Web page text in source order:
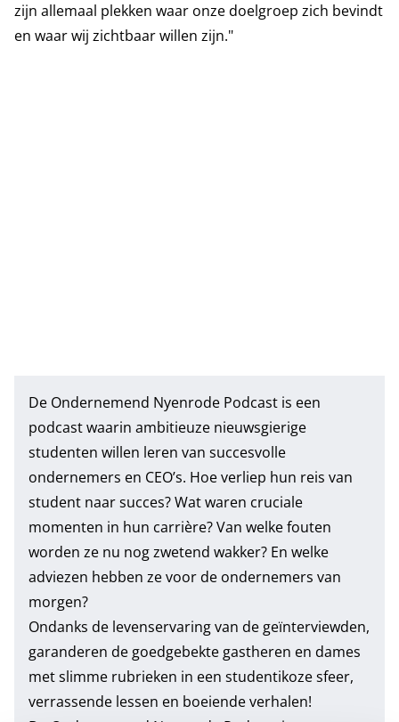
zijn allemaal plekken waar onze doelgroep zich bevindt
en waar wij zichtbaar willen zijn."
De Ondernemend Nyenrode Podcast is een
podcast waarin ambitieuze nieuwsgierige
studenten willen leren van succesvolle
ondernemers en CEO’s. Hoe verliep hun reis van
student naar succes? Wat waren cruciale
momenten in hun carrière? Van welke fouten
worden ze nu nog zwetend wakker? En welke
adviezen hebben ze voor de ondernemers van
morgen?
Ondanks de levenservaring van de geïnterviewden,
garanderen de goedgebekte gastheren en dames
met slimme rubrieken in een studentikoze sfeer,
verrassende lessen en boeiende verhalen!